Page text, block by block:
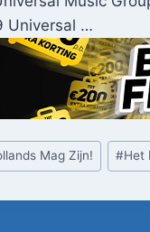
Universal …
Mag Zijn! #Het